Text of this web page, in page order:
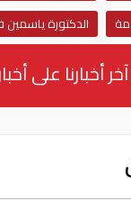
الدكتورة ياسمين
أخبارنا على